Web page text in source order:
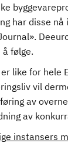
har disse
følge.
like for hele
vil
av
av
instansers